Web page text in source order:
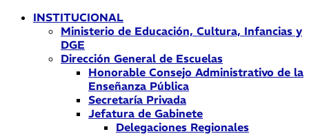
INSTITUCIONAL
Ministerio de Educación, Cultura, Infancias y
DGE
Dirección General de Escuelas
Honorable Consejo Administrativo de la
Enseñanza Pública
Secretaría Privada
Jefatura de Gabinete
Delegaciones Regionales